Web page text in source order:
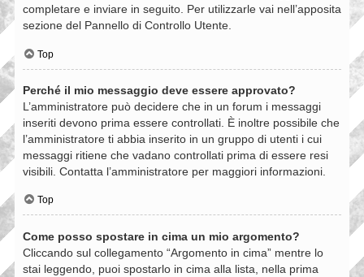
completare e inviare in seguito. Per utilizzarle vai nell’apposita
sezione del Pannello di Controllo Utente.
Top
Perché il mio messaggio deve essere approvato?
L’amministratore può decidere che in un forum i messaggi
inseriti devono prima essere controllati. È inoltre possibile che
l’amministratore ti abbia inserito in un gruppo di utenti i cui
messaggi ritiene che vadano controllati prima di essere resi
visibili. Contatta l’amministratore per maggiori informazioni.
Top
Come posso spostare in cima un mio argomento?
Cliccando sul collegamento “Argomento in cima” mentre lo
stai leggendo, puoi spostarlo in cima alla lista, nella prima